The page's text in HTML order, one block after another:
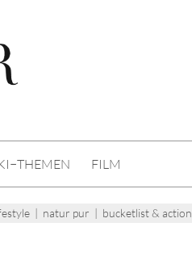
FILM
| natur pur | bucketlist & action